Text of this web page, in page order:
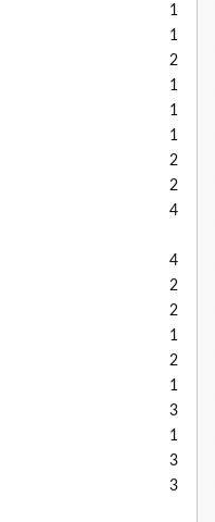
1
1
2
1
1
1
2
2
4
4
2
2
1
2
1
3
1
3
3